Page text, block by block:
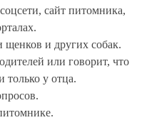
сайт питомника,
щенков и других собак.
или говорит, что
только у отца.